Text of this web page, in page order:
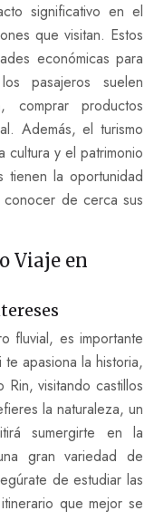
significativo en el
que visitan. Estos
económicas para
pasajeros suelen
comprar productos
Además, el turismo
cultura y el patrimonio
tienen la oportunidad
de cerca sus
Viaje en
fluvial, es importante
apasiona la historia,
visitando castillos
la naturaleza, un
sumergirte en la
gran variedad de
de estudiar las
que mejor se